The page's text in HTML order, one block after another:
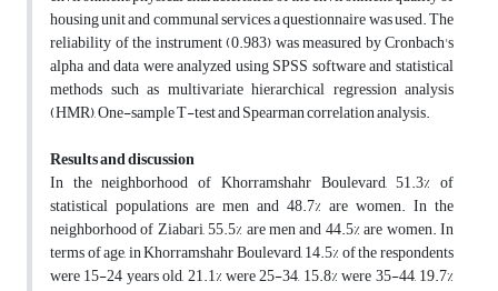
housing unit and communal services, a questionnaire was used. The
reliability of the instrument (0.983) was measured by Cronbach's
alpha and data were analyzed using SPSS software and statistical
methods such as multivariate hierarchical regression analysis
(HMR), One-sample T-test and Spearman correlation analysis.
Results and discussion
In the neighborhood of Khorramshahr Boulevard, 51.3% of
statistical populations are men and 48.7% are women. In the
neighborhood of Ziabari, 55.5% are men and 44.5% are women. In
terms of age, in Khorramshahr Boulevard, 14.5% of the respondents
were 15-24 years old, 21.1% were 25-34, 15.8% were 35-44, 19.7%